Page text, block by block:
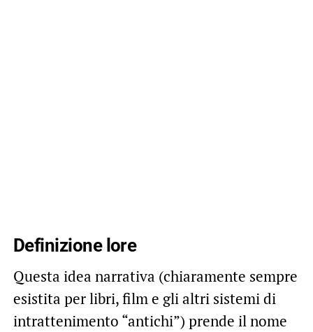
Definizione lore
Questa idea narrativa (chiaramente sempre
esistita per libri, film e gli altri sistemi di
intrattenimento “antichi”) prende il nome